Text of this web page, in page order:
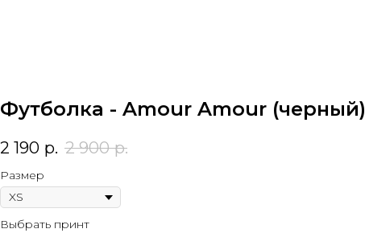
Футболка - Amour Amour (черный)
2 190 р. 2 900 р.
Размер
Выбрать принт